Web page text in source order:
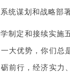
统谋划和战略部
定和接续实施五
大优势，你们总
前行，经济实力